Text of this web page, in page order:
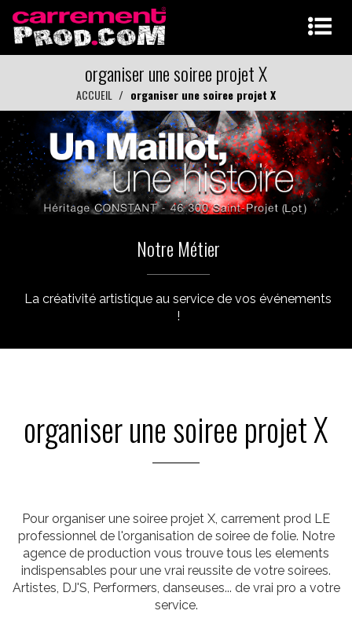
organiser une soiree projet X
ACCUEIL organiser une soiree projet X
Notre Métier
La créativité artistique au service de vos événements
!
organiser une soiree projet X
Pour organiser une soiree projet X, carrement prod LE
professionnel de l'organisation de soiree de folie. Notre
agence de production vous trouve tous les elements
indispensables pour une vrai reussite de votre soirees.
Artistes, DJ'S, Performers, danseuses... de vrai pro a votre
service.